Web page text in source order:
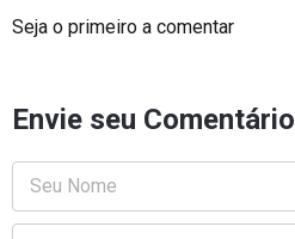
Seja o primeiro a comentar
Envie seu Comentário